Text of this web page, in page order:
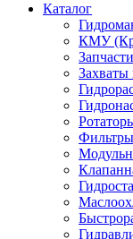
Каталог
КМУ